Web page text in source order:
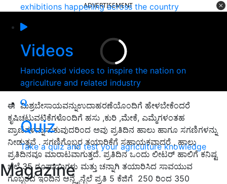
exhibitions happening across the country
Videos
Handpicked videos to inspire the nation on
agriculture and related industry
Quiz
Take a quiz and test your agriculture knowledge
Magazine
ADVERTISEMENT
ಈ ಮಿಶ್ರಬೇಸಾಯವನ್ನುಉದಾಹರಣೆಯೊಂದಿಗೆ ಹೇಳಬೇಕೆಂದರೆ
ಕೃಷಿಚಟುವಟಿಕೆಗಳೊಂದಿಗೆ ಹಸು ,ಕುರಿ ,ಮೇಕೆ, ಎಮ್ಮೆಗಳಂತಹ
ಪ್ರಾಣಿಗಳನ್ನುಸಾಕುವುದರಿಂದ ಅವು ಪ್ರತಿದಿನ ಹಾಲು ಹಾಗೂ ಸಗಣಿಗಳನ್ನು
ನೀಡುತ್ತವೆ . ಸಗಣಿಗೊಬ್ಬರ ತಯಾರಿಕೆಗೆ ಸಹಾಯಕವಾದರೆ , ಹಾಲು
ಪ್ರತಿದಿನವೂ ಮಾರಾಟವಾಗುತ್ತದೆ. ಪ್ರತಿದಿನ ಒಂದು ಲೀಟರ್ ಹಾಲಿಗೆ ಕನಿಷ್ಟ
ಬೆಲೆ 35 ರೂಪಾಯಿಗಳು ಮತ್ತು ಚನ್ನಾಗಿ ತಯಾರಿಸಿದ ಸಾವಯುವ
ಗೊಬ್ಬರದ ಇಂದಿನ ಆನ್ಲೈನ್ಬೆಲೆ ಪ್ರತಿ 5 ಕೆಜಿಗೆ 250 ರಿಂದ 350